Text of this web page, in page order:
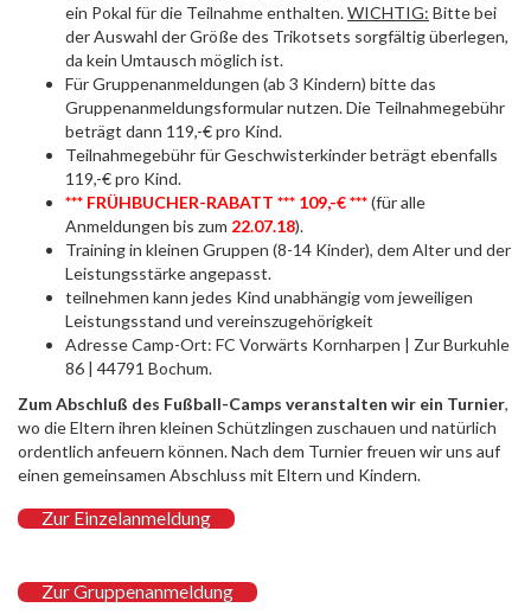
ein Pokal für die Teilnahme enthalten.WICHTIG: Bitte bei
der Auswahl der Größe des Trikotsets sorgfältig überlegen,
da kein Umtausch möglich ist.
Für Gruppenanmeldungen (ab 3 Kindern) bitte das
Gruppenanmeldungsformular nutzen. Die Teilnahmegebühr
beträgt dann 119,-€ pro Kind.
Teilnahmegebühr für Geschwisterkinder beträgt ebenfalls
119,-€ pro Kind.
*** FRÜHBUCHER-RABATT *** 109,-€ ***(für alle
Anmeldungen bis zum 22.07.18).
Training in kleinen Gruppen (8-14 Kinder), dem Alter und der
Leistungsstärke angepasst.
teilnehmen kann jedes Kind unabhängig vom jeweiligen
Leistungsstand und vereinszugehörigkeit
Adresse Camp-Ort: FC Vorwärts Kornharpen | Zur Burkuhle
86 | 44791 Bochum.
Zum Abschluß des Fußball-Camps veranstalten wir ein Turnier,
wo die Eltern ihren kleinen Schützlingen zuschauen und natürlich
ordentlich anfeuern können. Nach dem Turnier freuen wir uns auf
einen gemeinsamen Abschluss mit Eltern und Kindern.
Zur Einzelanmeldung
Zur Gruppenanmeldung